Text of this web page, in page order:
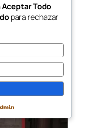
Aceptar Todo
para rechazar